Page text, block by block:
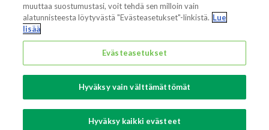
Also of interest
Sustainable Packaging Solutions
Media contacts
Global supplier of food and beverage packaging
muuttaa suostumustasi, voit tehdä sen milloin vain
alatunnisteesta löytyvästä "Evästeasetukset"-linkistä. Lue
lisää
Evästeasetukset
Hyväksy vain välttämättömät
Hyväksy kaikki evästeet